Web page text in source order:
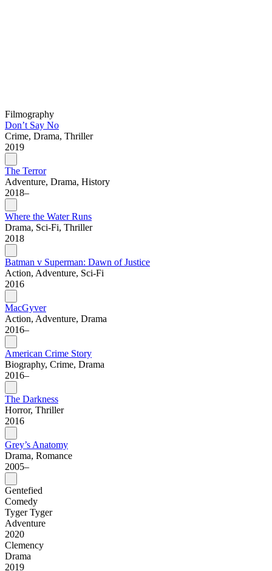
Filmography
Don’t Say No
Crime, Drama, Thriller
2019
The Terror
Adventure, Drama, History
2018–
Where the Water Runs
Drama, Sci-Fi, Thriller
2018
Batman v Superman: Dawn of Justice
Action, Adventure, Sci-Fi
2016
MacGyver
Action, Adventure, Drama
2016–
American Crime Story
Biography, Crime, Drama
2016–
The Darkness
Horror, Thriller
2016
Grey’s Anatomy
Drama, Romance
2005–
Gentefied
Comedy
Tyger Tyger
Adventure
2020
Clemency
Drama
2019